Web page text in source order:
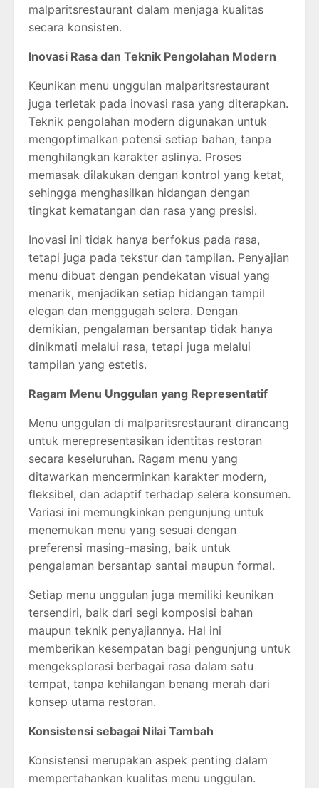
malparitsrestaurant dalam menjaga kualitas
secara konsisten.
Inovasi Rasa dan Teknik Pengolahan Modern
Keunikan menu unggulan malparitsrestaurant
juga terletak pada inovasi rasa yang diterapkan.
Teknik pengolahan modern digunakan untuk
mengoptimalkan potensi setiap bahan, tanpa
menghilangkan karakter aslinya. Proses
memasak dilakukan dengan kontrol yang ketat,
sehingga menghasilkan hidangan dengan
tingkat kematangan dan rasa yang presisi.
Inovasi ini tidak hanya berfokus pada rasa,
tetapi juga pada tekstur dan tampilan. Penyajian
menu dibuat dengan pendekatan visual yang
menarik, menjadikan setiap hidangan tampil
elegan dan menggugah selera. Dengan
demikian, pengalaman bersantap tidak hanya
dinikmati melalui rasa, tetapi juga melalui
tampilan yang estetis.
Ragam Menu Unggulan yang Representatif
Menu unggulan di malparitsrestaurant dirancang
untuk merepresentasikan identitas restoran
secara keseluruhan. Ragam menu yang
ditawarkan mencerminkan karakter modern,
fleksibel, dan adaptif terhadap selera konsumen.
Variasi ini memungkinkan pengunjung untuk
menemukan menu yang sesuai dengan
preferensi masing-masing, baik untuk
pengalaman bersantap santai maupun formal.
Setiap menu unggulan juga memiliki keunikan
tersendiri, baik dari segi komposisi bahan
maupun teknik penyajiannya. Hal ini
memberikan kesempatan bagi pengunjung untuk
mengeksplorasi berbagai rasa dalam satu
tempat, tanpa kehilangan benang merah dari
konsep utama restoran.
Konsistensi sebagai Nilai Tambah
Konsistensi merupakan aspek penting dalam
mempertahankan kualitas menu unggulan.